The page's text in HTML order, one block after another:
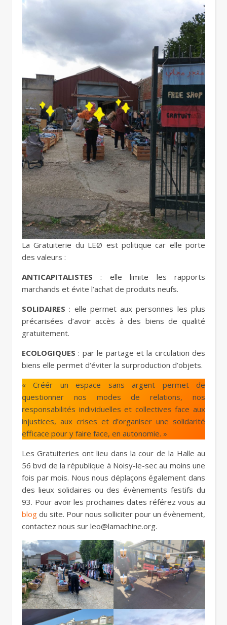
La Gratuiterie du LEØ est politique car elle porte
des valeurs :
ANTICAPITALISTES : elle limite les rapports
marchands et évite l’achat de produits neufs.
SOLIDAIRES : elle permet aux personnes les plus
précarisées d’avoir accès à des biens de qualité
gratuitement.
ECOLOGIQUES : par le partage et la circulation des
biens elle permet d‘éviter la surproduction d’objets.
« Créér un espace sans argent permet de
questionner nos modes de relations, nos
responsabilités individuelles et collectives face aux
injustices, aux crises et d’organiser une solidarité
efficace pour y faire face, en autonomie. »
Les Gratuiteries ont lieu dans la cour de la Halle au
56 bvd de la république à Noisy-le-sec au moins une
fois par mois. Nous nous déplaçons également dans
des lieux solidaires ou des évènements festifs du
93. Pour avoir les prochaines dates référez vous au
blog du site. Pour nous solliciter pour un évènement,
contactez nous sur leo@lamachine.org.